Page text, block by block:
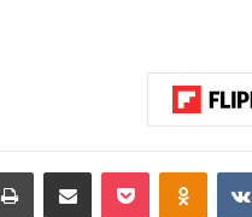
‏VKontakte
Odnoklassniki
‫Pocket مشاركة عبر البريد